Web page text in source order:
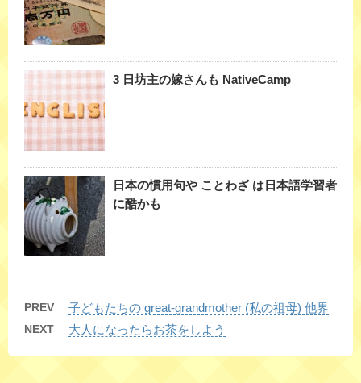
3 日坊主の嫁さんも NativeCamp
日本の慣用句や ことわざ は日本語学習者
に酷かも
PREV 子どもたちの great-grandmother (私の祖母) 他界
NEXT 大人になったらお茶をしよう